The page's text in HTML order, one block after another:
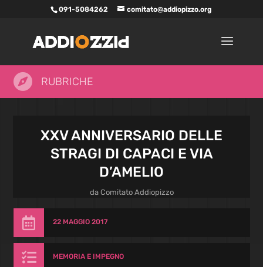
091-5084262 comitato@addiopizzo.org
 RUBRICHE
XXV ANNIVERSARIO DELLE
STRAGI DI CAPACI E VIA
D’AMELIO
da Comitato Addiopizzo
 22 MAGGIO 2017
 MEMORIA E IMPEGNO